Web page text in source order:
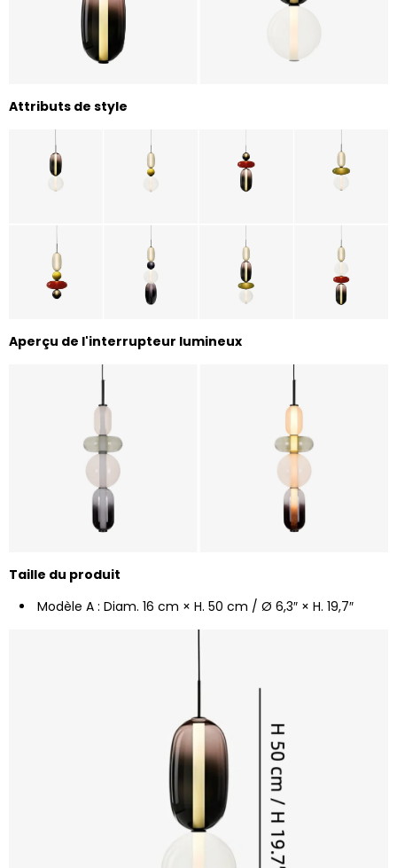
Attributs de style
Aperçu de l'interrupteur lumineux
Taille du produit
Modèle A : Diam. 16 cm × H. 50 cm / Ø 6,3″ × H. 19,7″